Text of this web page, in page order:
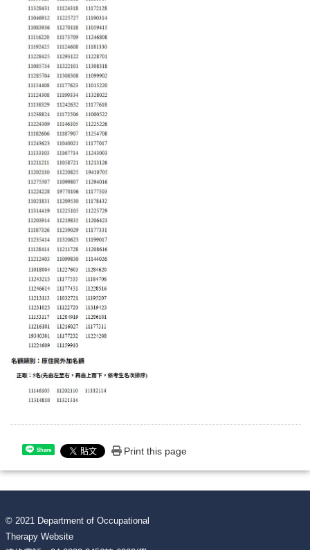
Share Print this page
© 2021 Department of Occupational
Therapy Website